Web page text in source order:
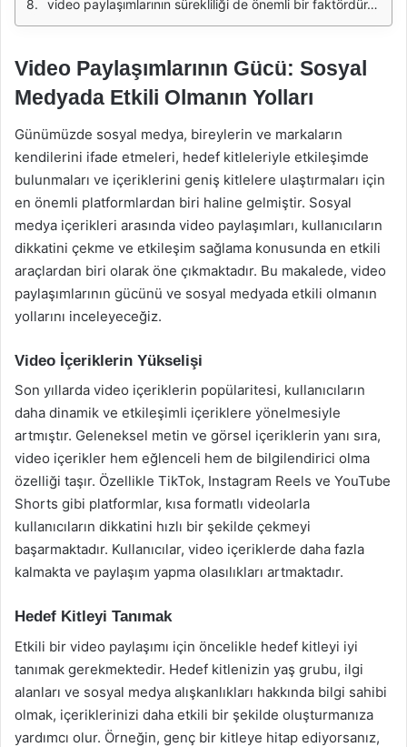
video paylaşımlarının sürekliliği de önemli bir faktördür. Düzenli olarak kaliteli video içerikler üretmek, izleyici kitlesinin büyümesine yardımcı olur. Belirli bir içerik takvimi oluşturarak, izleyicilerin ne zaman yeni içerik bekleyebileceğini bilmelerini sağlamak, sadık bir izleyici kitlesi oluşturmanın anahtarıdır.
Video Paylaşımlarının Gücü: Sosyal
Medyada Etkili Olmanın Yolları
Günümüzde sosyal medya, bireylerin ve markaların
kendilerini ifade etmeleri, hedef kitleleriyle etkileşimde
bulunmaları ve içeriklerini geniş kitlelere ulaştırmaları için
en önemli platformlardan biri haline gelmiştir. Sosyal
medya içerikleri arasında video paylaşımları, kullanıcıların
dikkatini çekme ve etkileşim sağlama konusunda en etkili
araçlardan biri olarak öne çıkmaktadır. Bu makalede, video
paylaşımlarının gücünü ve sosyal medyada etkili olmanın
yollarını inceleyeceğiz.
Video İçeriklerin Yükselişi
Son yıllarda video içeriklerin popülaritesi, kullanıcıların
daha dinamik ve etkileşimli içeriklere yönelmesiyle
artmıştır. Geleneksel metin ve görsel içeriklerin yanı sıra,
video içerikler hem eğlenceli hem de bilgilendirici olma
özelliği taşır. Özellikle TikTok, Instagram Reels ve YouTube
Shorts gibi platformlar, kısa formatlı videolarla
kullanıcıların dikkatini hızlı bir şekilde çekmeyi
başarmaktadır. Kullanıcılar, video içeriklerde daha fazla
kalmakta ve paylaşım yapma olasılıkları artmaktadır.
Hedef Kitleyi Tanımak
Etkili bir video paylaşımı için öncelikle hedef kitleyi iyi
tanımak gerekmektedir. Hedef kitlenizin yaş grubu, ilgi
alanları ve sosyal medya alışkanlıkları hakkında bilgi sahibi
olmak, içeriklerinizi daha etkili bir şekilde oluşturmanıza
yardımcı olur. Örneğin, genç bir kitleye hitap ediyorsanız,